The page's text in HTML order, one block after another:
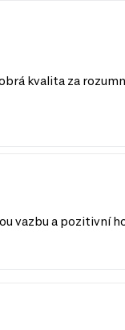
kvalita za
vazbu a pozitivní